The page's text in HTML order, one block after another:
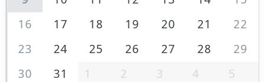
16
17 18 19 20 21
22
23
24 25 26 27 28
29
30
31 1 2 3 4 5